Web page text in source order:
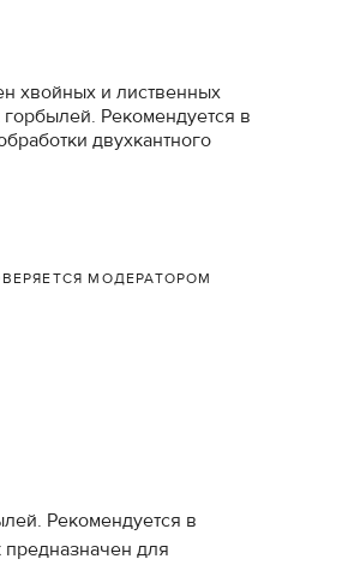
хвойных и лиственных
Рекомендуется в
двухкантного
МОДЕРАТОРОМ
Рекомендуется в
предназначен для